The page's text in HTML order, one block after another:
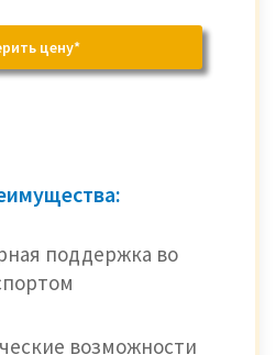
цену*
поддержка во
возможности